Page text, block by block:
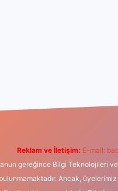
Reklam ve İletişim: E-mail:
gereğince Bilgi Teknolojileri
Ancak,